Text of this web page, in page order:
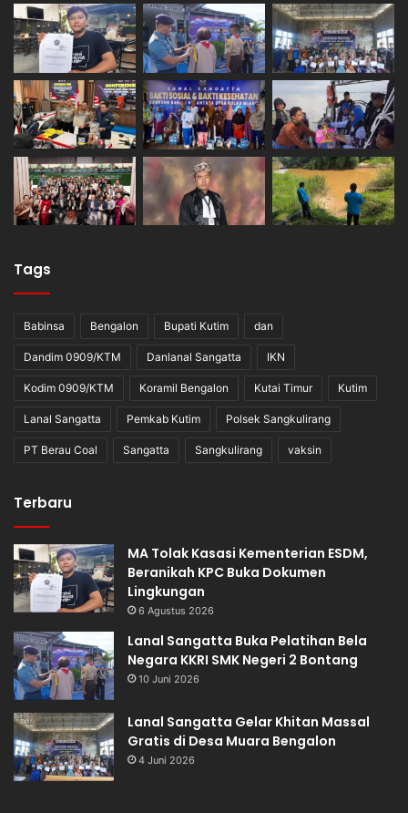
Tags
Babinsa Bengalon Bupati Kutim dan
Dandim 0909/KTM Danlanal Sangatta IKN
Kodim 0909/KTM Koramil Bengalon Kutai Timur Kutim
Lanal Sangatta Pemkab Kutim Polsek Sangkulirang
PT Berau Coal Sangatta Sangkulirang vaksin
Terbaru
MA Tolak Kasasi Kementerian ESDM,
Beranikah KPC Buka Dokumen
Lingkungan
6 Agustus 2026
Lanal Sangatta Buka Pelatihan Bela
Negara KKRI SMK Negeri 2 Bontang
10 Juni 2026
Lanal Sangatta Gelar Khitan Massal
Gratis di Desa Muara Bengalon
4 Juni 2026